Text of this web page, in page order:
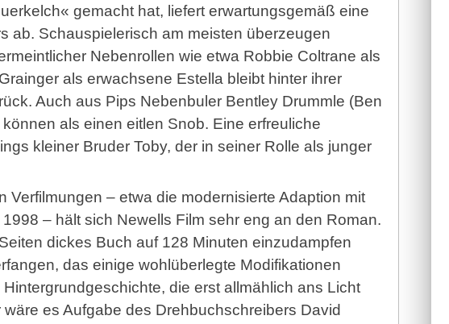
gemacht hat, liefert erwartungsgemäß eine
ab. Schauspielerisch am meisten überzeugen
Nebenrollen wie etwa Robbie Coltrane als
als erwachsene Estella bleibt hinter ihrer
Auch aus Pips Nebenbuler Bentley Drummle (Ben
als einen eitlen Snob. Eine erfreuliche
kleiner Bruder Toby, der in seiner Rolle als junger
– etwa die modernisierte Adaption mit
– hält sich Newells Film sehr eng an den Roman.
dickes Buch auf 128 Minuten einzudampfen
das einige wohlüberlegte Modifikationen
die erst allmählich ans Licht
es Aufgabe des Drehbuchschreibers David